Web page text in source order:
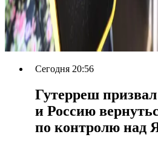
Сегодня 20:56
Гутерреш
и Россию
по контролю над